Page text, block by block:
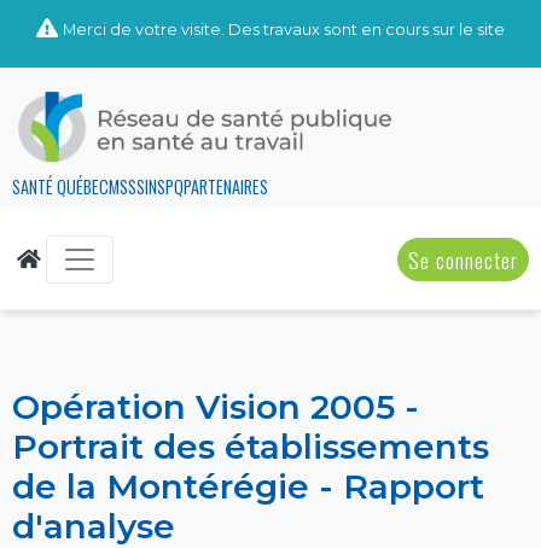
Merci de votre visite. Des travaux sont en cours sur le site
SANTÉ QUÉBECMSSSINSPQPARTENAIRES
Se connecter
Opération Vision 2005 -
Portrait des établissements
de la Montérégie - Rapport
d'analyse